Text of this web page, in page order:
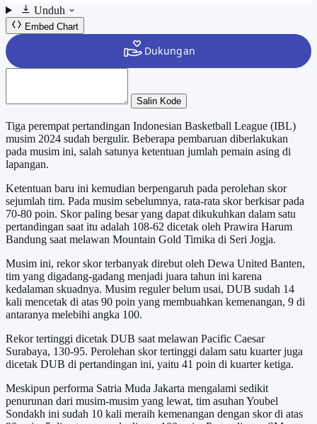
Unduh
Embed Chart
Salin Kode
Tiga perempat pertandingan Indonesian Basketball League (IBL)
musim 2024 sudah bergulir. Beberapa pembaruan diberlakukan
pada musim ini, salah satunya ketentuan jumlah pemain asing di
lapangan.
Ketentuan baru ini kemudian berpengaruh pada perolehan skor
sejumlah tim. Pada musim sebelumnya, rata-rata skor berkisar pada
70-80 poin. Skor paling besar yang dapat dikukuhkan dalam satu
pertandingan saat itu adalah 108-62 dicetak oleh Prawira Harum
Bandung saat melawan Mountain Gold Timika di Seri Jogja.
Musim ini, rekor skor terbanyak direbut oleh Dewa United Banten,
tim yang digadang-gadang menjadi juara tahun ini karena
kedalaman skuadnya. Musim reguler belum usai, DUB sudah 14
kali mencetak di atas 90 poin yang membuahkan kemenangan, 9 di
antaranya melebihi angka 100.
Rekor tertinggi dicetak DUB saat melawan Pacific Caesar
Surabaya, 130-95. Perolehan skor tertinggi dalam satu kuarter juga
dicetak DUB di pertandingan ini, yaitu 41 poin di kuarter ketiga.
Meskipun performa Satria Muda Jakarta mengalami sedikit
penurunan dari musim-musim yang lewat, tim asuhan Youbel
Sondakh ini sudah 10 kali meraih kemenangan dengan skor di atas